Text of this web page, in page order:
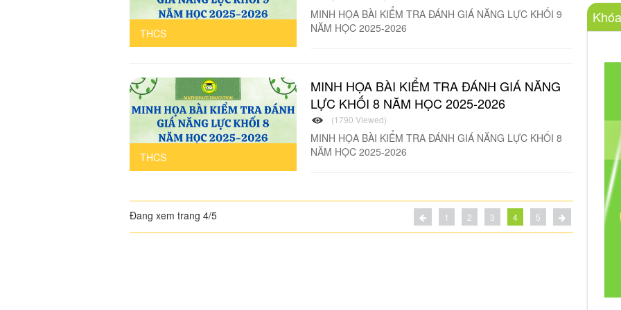
THCS
MINH HỌA BÀI KIỂM TRA ĐÁNH GIÁ NĂNG LỰC KHỐI 9
NĂM HỌC 2025-2026
THCS
MINH HỌA BÀI KIỂM TRA ĐÁNH GIÁ NĂNG
LỰC KHỐI 8 NĂM HỌC 2025-2026
(1790 Viewed)
MINH HỌA BÀI KIỂM TRA ĐÁNH GIÁ NĂNG LỰC KHỐI 8
NĂM HỌC 2025-2026
Đang xem trang 4/5 1 2 3 4 5